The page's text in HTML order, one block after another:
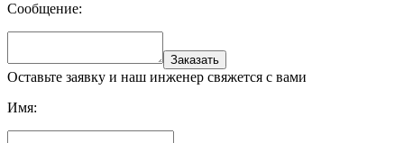
Сообщение:
Заказать
Оставьте заявку и наш инженер свяжется с вами
Имя: